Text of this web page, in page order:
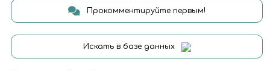
Прокомментируйте первым!
Искать в базе данных